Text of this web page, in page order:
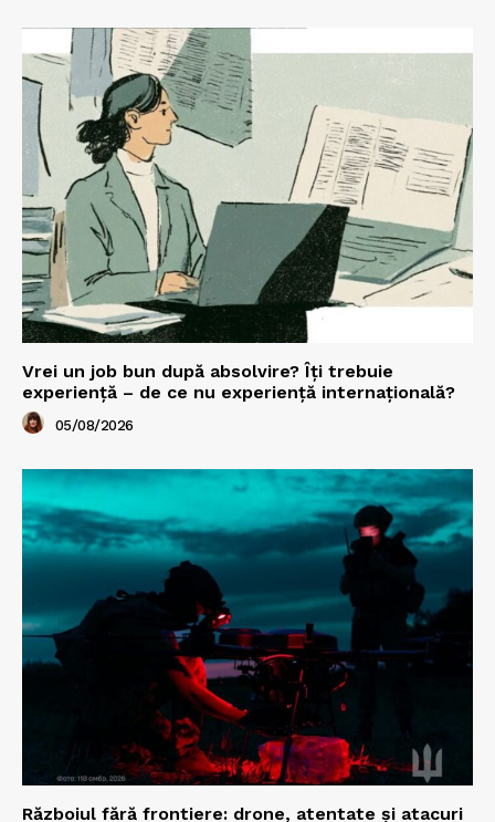
Vrei un job bun după absolvire? Îți trebuie
experiență – de ce nu experiență internațională?
05/08/2026
Războiul fără frontiere: drone, atentate și atacuri